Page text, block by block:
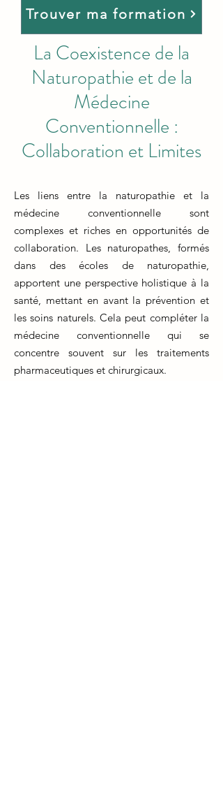
Trouver ma formation
La Coexistence de la
Naturopathie et de la
Médecine
Conventionnelle :
Collaboration et Limites
Les liens entre la naturopathie et la
médecine conventionnelle sont
complexes et riches en opportunités de
collaboration. Les naturopathes, formés
dans des écoles de naturopathie,
apportent une perspective holistique à la
santé, mettant en avant la prévention et
les soins naturels. Cela peut compléter la
médecine conventionnelle qui se
concentre souvent sur les traitements
pharmaceutiques et chirurgicaux.